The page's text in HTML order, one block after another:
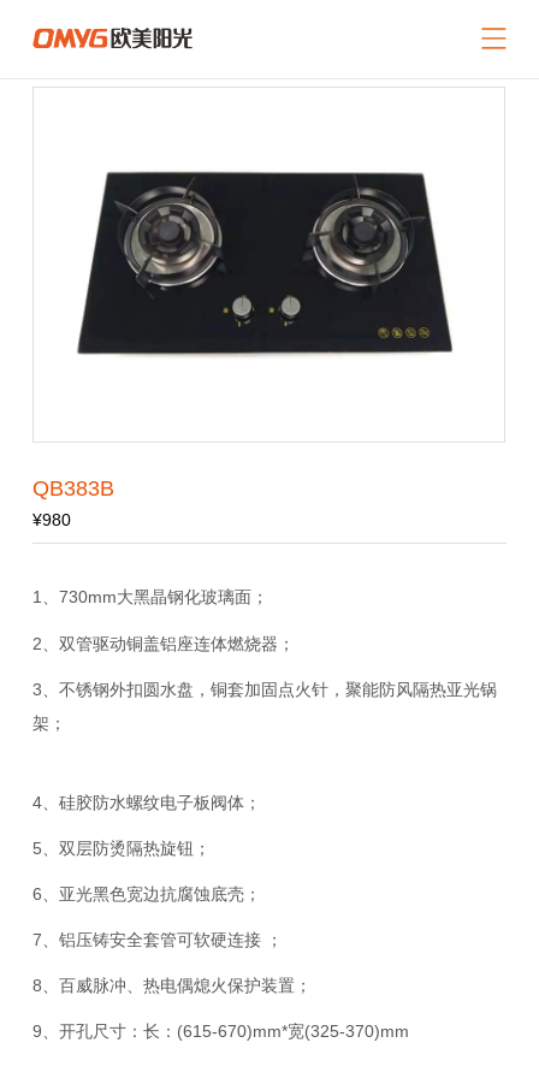
网站导航
关于我们
招商加盟
服务支持
联系我们
QB383B
¥980
1、730mm大黑晶钢化玻璃面；
2、双管驱动铜盖铝座连体燃烧器；
3、不锈钢外扣圆水盘，铜套加固点火针，聚能防风隔热亚光锅
架；
4、硅胶防水螺纹电子板阀体；
5、双层防烫隔热旋钮；
6、亚光黑色宽边抗腐蚀底壳；
7、铝压铸安全套管可软硬连接 ；
8、百威脉冲、热电偶熄火保护装置；
9、开孔尺寸：长：(615-670)mm*宽(325-370)mm